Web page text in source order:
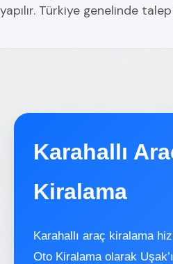
yapılır. Türkiye genelinde
Karahallı
Kiralama
Karahallı araç kiralama
Oto Kiralama olarak